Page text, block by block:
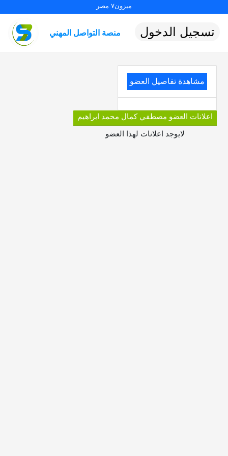
ميزون٧ مصر
منصة التواصل المهني تسجيل الدخول
مشاهدة تفاصيل العضو
اعلانات العضو مصطفي كمال محمد ابراهيم
لايوجد اعلانات لهذا العضو